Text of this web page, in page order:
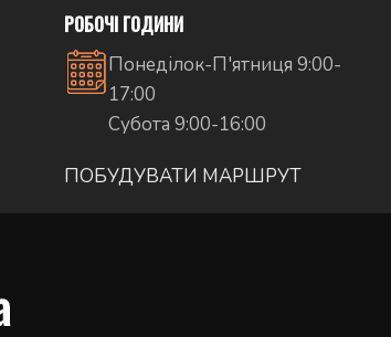
РОБОЧІ ГОДИНИ
Понеділок-П'ятниця 9:00-
17:00
Субота 9:00-16:00
ПОБУДУВАТИ МАРШРУТ